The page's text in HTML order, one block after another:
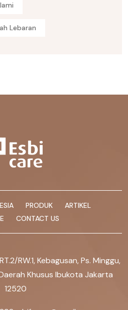
Lebaran
PRODUK
ARTIKEL
CONTACT US
RW.1, Kebagusan, Ps. Minggu,
Khusus Ibukota Jakarta
12520